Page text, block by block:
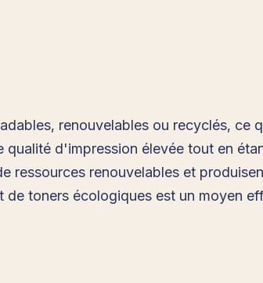
renouvelables ou recyclés, ce
d'impression élevée tout en
ressources renouvelables et
toners écologiques est un moyen